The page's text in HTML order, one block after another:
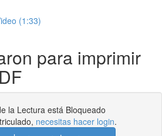
(1:33)
para imprimir
la Lectura está Bloqueado
necesitas hacer login.